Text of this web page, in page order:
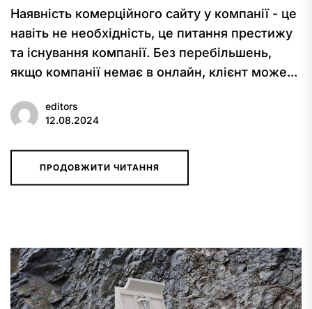
Наявність комерційного сайту у компанії - це
навіть не необхідність, це питання престижу
та існування компанії. Без перебільшень,
якщо компанії немає в онлайн, клієнт може...
editors
12.08.2024
ПРОДОВЖИТИ ЧИТАННЯ